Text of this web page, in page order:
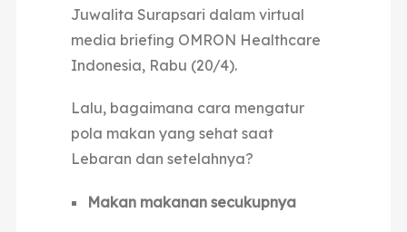
Juwalita Surapsari dalam virtual
media briefing OMRON Healthcare
Indonesia, Rabu (20/4).
Lalu, bagaimana cara mengatur
pola makan yang sehat saat
Lebaran dan setelahnya?
Makan makanan secukupnya